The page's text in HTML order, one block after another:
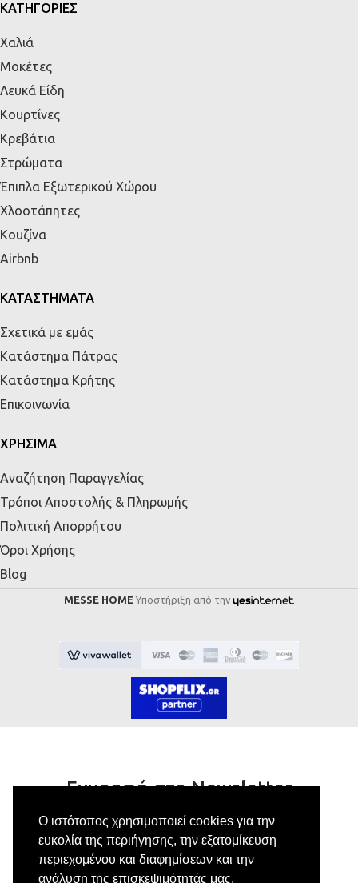
Ο ιστότοπος χρησιμοποιεί cookies για την
ευκολία της περιήγησης, την εξατομίκευση
περιεχομένου και διαφημίσεων και την
ανάλυση της επισκεψιμότητάς μας.
ΚΑΤΗΓΟΡΙΕΣ
Χαλιά
Μοκέτες
Λευκά Είδη
Κουρτίνες
Κρεβάτια
Στρώματα
Έπιπλα Εξωτερικού Χώρου
Χλοοτάπητες
Κουζίνα
Airbnb
ΚΑΤΑΣΤΗΜΑΤΑ
Σχετικά με εμάς
Κατάστημα Πάτρας
Κατάστημα Κρήτης
Επικοινωνία
ΧΡΗΣΙΜΑ
Αναζήτηση Παραγγελίας
Τρόποι Αποστολής & Πληρωμής
Πολιτική Απορρήτου
Όροι Χρήσης
Blog
MESSE HOME Υποστήριξη από την
Εγγραφή στο Newsletter
Κάνε εγγραφή στο newsletter μας για να
λαμβάνεις αποκλειστικές προσφορές.